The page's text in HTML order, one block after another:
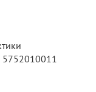
5752010011